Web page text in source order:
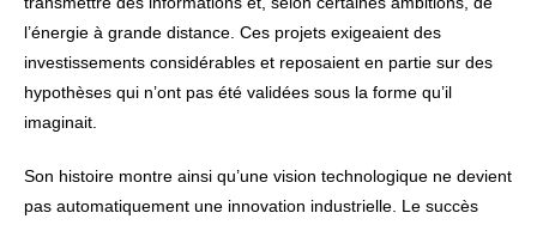
l’énergie à grande distance. Ces projets exigeaient des
investissements considérables et reposaient en partie sur des
hypothèses qui n’ont pas été validées sous la forme qu’il
imaginait.
Son histoire montre ainsi qu’une vision technologique ne devient
pas automatiquement une innovation industrielle. Le succès